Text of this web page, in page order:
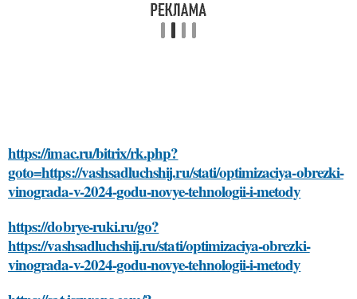
https://imac.ru/bitrix/rk.php?
goto=https://vashsadluchshij.ru/stati/optimizaciya-obrezki-
vinograda-v-2024-godu-novye-tehnologii-i-metody
https://dobrye-ruki.ru/go?
https://vashsadluchshij.ru/stati/optimizaciya-obrezki-
vinograda-v-2024-godu-novye-tehnologii-i-metody